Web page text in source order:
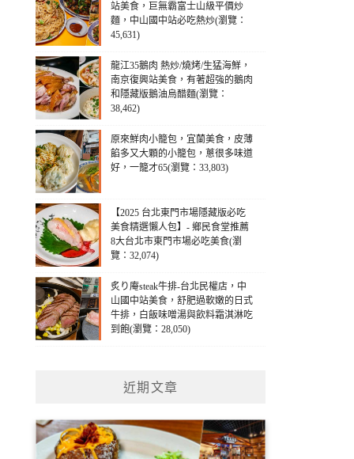
站美食，巨無霸富士山級平價炒
麵，中山國中站必吃熱炒(瀏覽：
45,631)
龍江35鵝肉 熱炒/燒烤/生猛海鮮，
南京復興站美食，有著超強的鵝肉
和隱藏版鵝油烏醋麵(瀏覽：
38,462)
原來鮮肉小籠包，宜蘭美食，皮薄
餡多又大顆的小籠包，蔥很多味道
好，一籠才65(瀏覽：33,803)
【2025 台北東門市場隱藏版必吃
美食精選懶人包】- 鄉民食堂推薦
8大台北市東門市場必吃美食(瀏
覽：32,074)
炙り庵steak牛排-台北民權店，中
山國中站美食，舒肥過軟嫩的日式
牛排，白飯味噌湯與飲料霜淇淋吃
到飽(瀏覽：28,050)
近期文章